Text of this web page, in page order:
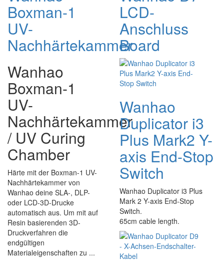
Boxman-1
UV-
Nachhärtekammer
Wanhao
Boxman-1
UV-
Nachhärtekammer
/ UV Curing
Chamber
Härte mit der Boxman-1 UV-
Nachhärtekammer von
Wanhao deine SLA-, DLP-
oder LCD-3D-Drucke
automatisch aus. Um mit auf
Resin basierenden 3D-
Druckverfahren die
endgültigen
Materialeigenschaften zu ...
LCD-
Anschluss
Board
Wanhao
Duplicator i3
Plus Mark2 Y-
axis End-Stop
Switch
Wanhao Duplicator i3 Plus
Mark 2 Y-axis End-Stop
Switch.
65cm cable length.